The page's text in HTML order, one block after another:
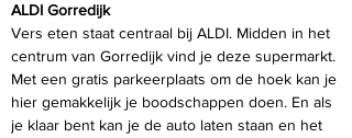
ALDI Gorredijk
Vers eten staat centraal bij ALDI. Midden in het
centrum van Gorredijk vind je deze supermarkt.
Met een gratis parkeerplaats om de hoek kan je
hier gemakkelijk je boodschappen doen. En als
je klaar bent kan je de auto laten staan en het